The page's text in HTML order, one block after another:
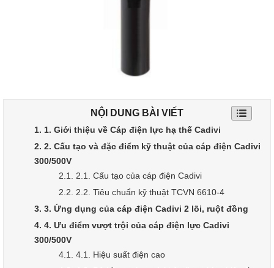
NỘI DUNG BÀI VIẾT
1. 1. Giới thiệu về Cáp điện lực hạ thế Cadivi
2. 2. Cấu tạo và đặc điểm kỹ thuật của cáp điện Cadivi
300/500V
2.1. 2.1. Cấu tạo của cáp điện Cadivi
2.2. 2.2. Tiêu chuẩn kỹ thuật TCVN 6610-4
3. 3. Ứng dụng của cáp điện Cadivi 2 lõi, ruột đồng
4. 4. Ưu điểm vượt trội của cáp điện lực Cadivi
300/500V
4.1. 4.1. Hiệu suất điện cao